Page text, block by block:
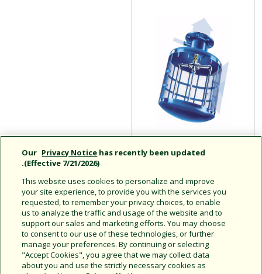
مصفاة شفط المضخة
السلسلة PSS
امنع المخلفات من دخول
المضخة ونظام الري لديك
Our Privacy Notice has recently been updated
(Effective 7/21/2026).
This website uses cookies to personalize and improve
your site experience, to provide you with the services you
requested, to remember your privacy choices, to enable
us to analyze the traffic and usage of the website and to
support our sales and marketing efforts. You may choose
to consent to our use of these technologies, or further
manage your preferences. By continuing or selecting
"Accept Cookies", you agree that we may collect data
about you and use the strictly necessary cookies as